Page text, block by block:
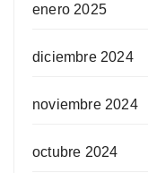
enero 2025
diciembre 2024
noviembre 2024
octubre 2024